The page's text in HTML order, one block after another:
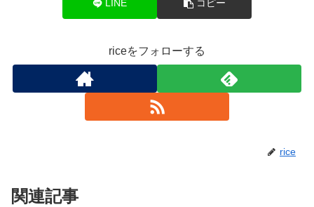
LINE コピー
riceをフォローする
rice
関連記事